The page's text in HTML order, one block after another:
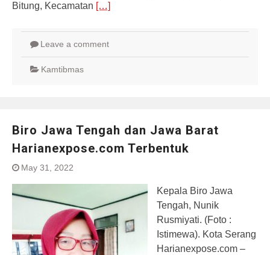
Bitung, Kecamatan […]
Leave a comment
Kamtibmas
Biro Jawa Tengah dan Jawa Barat
Harianexpose.com Terbentuk
May 31, 2022
Kepala Biro Jawa
Tengah, Nunik
Rusmiyati. (Foto :
Istimewa). Kota Serang
Harianexpose.com –